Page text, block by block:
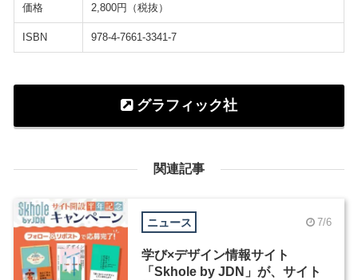
価格 2,800円（税抜）
ISBN 978-4-7661-3341-7
グラフィック社
関連記事
ニュース 7/6
学び×デザイン情報サイト
「Skhole by JDN」が、サイト